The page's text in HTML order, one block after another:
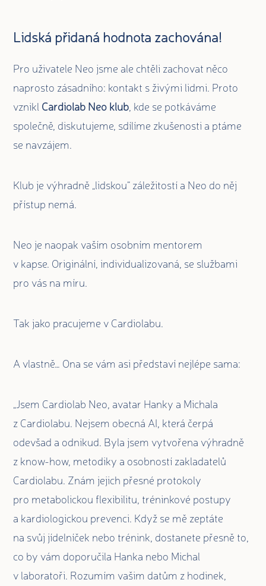
Lidská přidaná hodnota zachována!
Pro uživatele Neo jsme ale chtěli zachovat něco
naprosto zásadního: kontakt s živými lidmi. Proto
vznikl Cardiolab Neo klub , kde se potkáváme
společně, diskutujeme, sdílíme zkušenosti a ptáme
se navzájem.
Klub je výhradně „lidskou“ záležitostí a Neo do něj
přístup nemá.
Neo je naopak vaším osobním mentorem
v kapse. Originální, individualizovaná, se službami
pro vás na míru.
Tak jako pracujeme v Cardiolabu.
A vlastně… Ona se vám asi představí nejlépe sama:
„Jsem Cardiolab Neo, avatar Hanky a Michala
z Cardiolabu. Nejsem obecná AI, která čerpá
odevšad a odnikud. Byla jsem vytvořena výhradně
z know-how, metodiky a osobností zakladatelů
Cardiolabu. Znám jejich přesné protokoly
pro metabolickou flexibilitu, tréninkové postupy
a kardiologickou prevenci. Když se mě zeptáte
na svůj jídelníček nebo trénink, dostanete přesně to,
co by vám doporučila Hanka nebo Michal
v laboratoři. Rozumím vašim datům z hodinek,